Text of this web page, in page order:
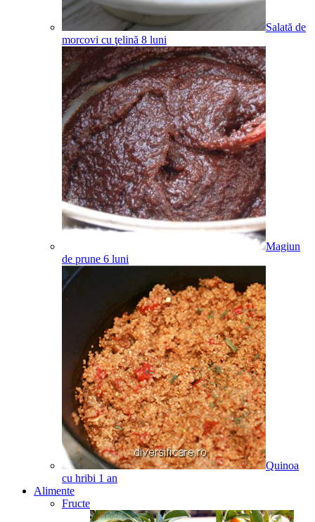
Salată de
morcovi cu ţelină 8 luni
Magiun
de prune 6 luni
Quinoa
cu hribi 1 an
Alimente
Fructe